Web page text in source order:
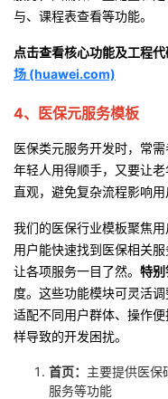
与、课程表查看等功能。
点击查看核心功能及工程代
场 (huawei.com)
4、医保元服务模板
医保类元服务开发时，常
年轻人用得顺手，又要让
直观，避免复杂流程影响用
我们的医保行业模板聚焦
用户能快速找到医保相关
让各项服务一目了然。 特
度。这些功能模块可灵活
适配不同用户群体、操作
样导致的开发困扰。
首页： 主要提供医保
服务等功能